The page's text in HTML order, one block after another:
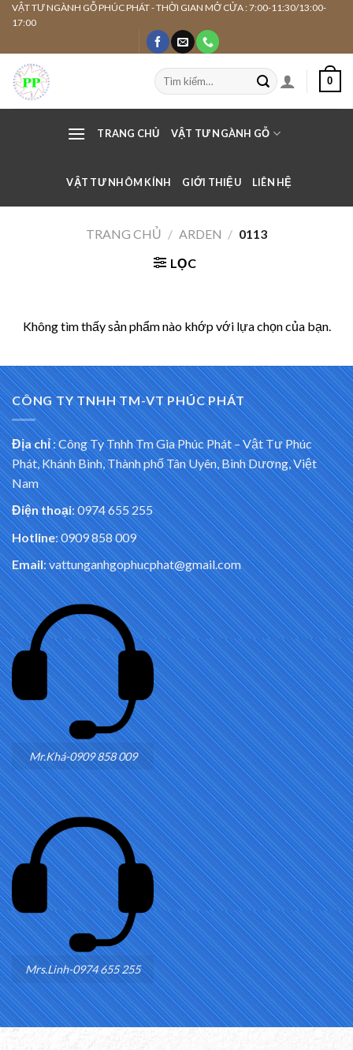
SkipVẬT TƯ NGÀNH GỖ PHÚC PHÁT - THỜI GIAN MỞ CỬA : 7:00-11:30/13:00-
17:00
Tìm
kiếm:
0
TRANG CHỦ VẬT TƯ NGÀNH GỖ
VẬT TƯ NHÔM KÍNH GIỚI THIỆU LIÊN HỆ
TRANG CHỦ / ARDEN / 0113
LỌC
Không tìm thấy sản phẩm nào khớp với lựa chọn của bạn.
CÔNG TY TNHH TM-VT PHÚC PHÁT
Địa chỉ:Công Ty Tnhh Tm Gia Phúc Phát – Vật Tư Phúc
Phát, Khánh Bình, Thành phố Tân Uyên, Bình Dương, Việt
Nam
Điện thoại: 0974 655 255
Hotline: 0909 858 009
Email: vattunganhgophucphat@gmail.com
Mr.Khá-0909 858 009
Mrs.Linh-0974 655 255